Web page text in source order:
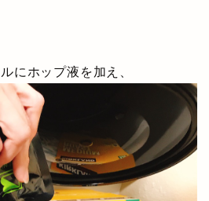
にホップ液を加え、